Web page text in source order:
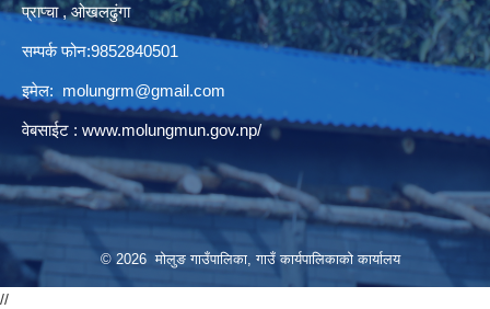
प्राप्चा , ओखलढुंगा
सम्पर्क फोन:9852840501
इमेल: molungrm@gmail.com
वेबसाईट : www.molungmun.gov.np/
© 2026 मोलुङ गाउँपालिका, गाउँ कार्यपालिकाको कार्यालय
//